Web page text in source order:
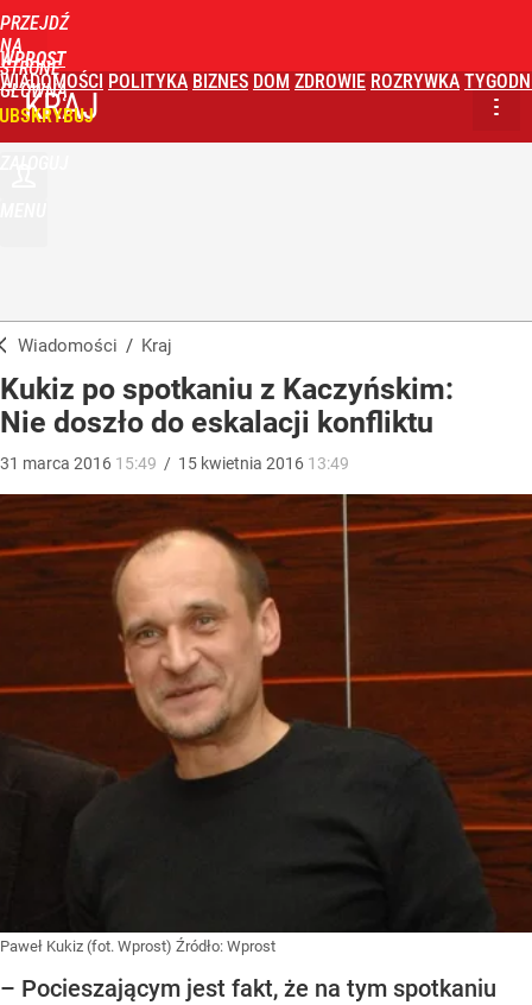
PRZEJDŹ
NA
STRONĘ
GŁÓWNĄ
WPROST
WIADOMOŚCI POLITYKA BIZNES DOM ZDROWIE ROZRYWKA
KRAJ
Wiadomości / Kraj
Kukiz po spotkaniu z Kaczyńskim:
Nie doszło do eskalacji konfliktu
31 marca 2016 15:49 / 15 kwietnia 2016 13:49
Paweł Kukiz (fot. Wprost) Źródło: Wprost
– Pocieszającym jest fakt, że na tym spotkaniu